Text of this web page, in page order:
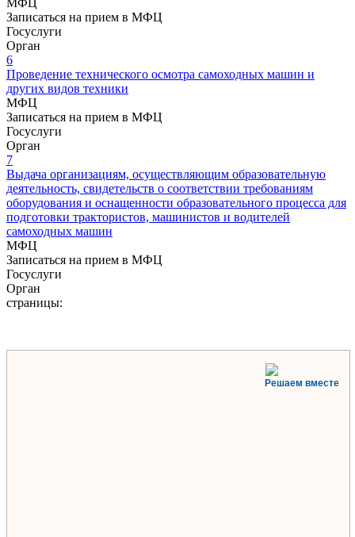
МФЦ
Записаться на прием в МФЦ
Госуслуги
Орган
6
Проведение технического осмотра самоходных машин и
других видов техники
МФЦ
Записаться на прием в МФЦ
Госуслуги
Орган
7
Выдача организациям, осуществляющим образовательную
деятельность, свидетельств о соответствии требованиям
оборудования и оснащенности образовательного процесса для
подготовки трактористов, машинистов и водителей
самоходных машин
МФЦ
Записаться на прием в МФЦ
Госуслуги
Орган
страницы:
Решаем вместе